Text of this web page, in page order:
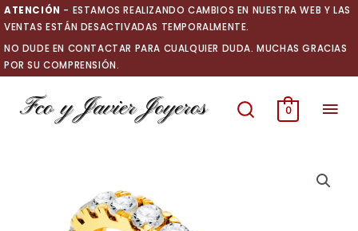
Ir
al
contenido
ATENCIÓN - ESTAMOS REALIZANDO CAMBIOS EN NUESTRA WEB Y LAS
VENTAS ESTÁN DESACTIVADAS TEMPORALMENTE.
NO DUDE EN CONTACTAR PARA CUALQUIER DUDA. MUCHAS GRACIAS
POR SU COMPRENSIÓN.
0